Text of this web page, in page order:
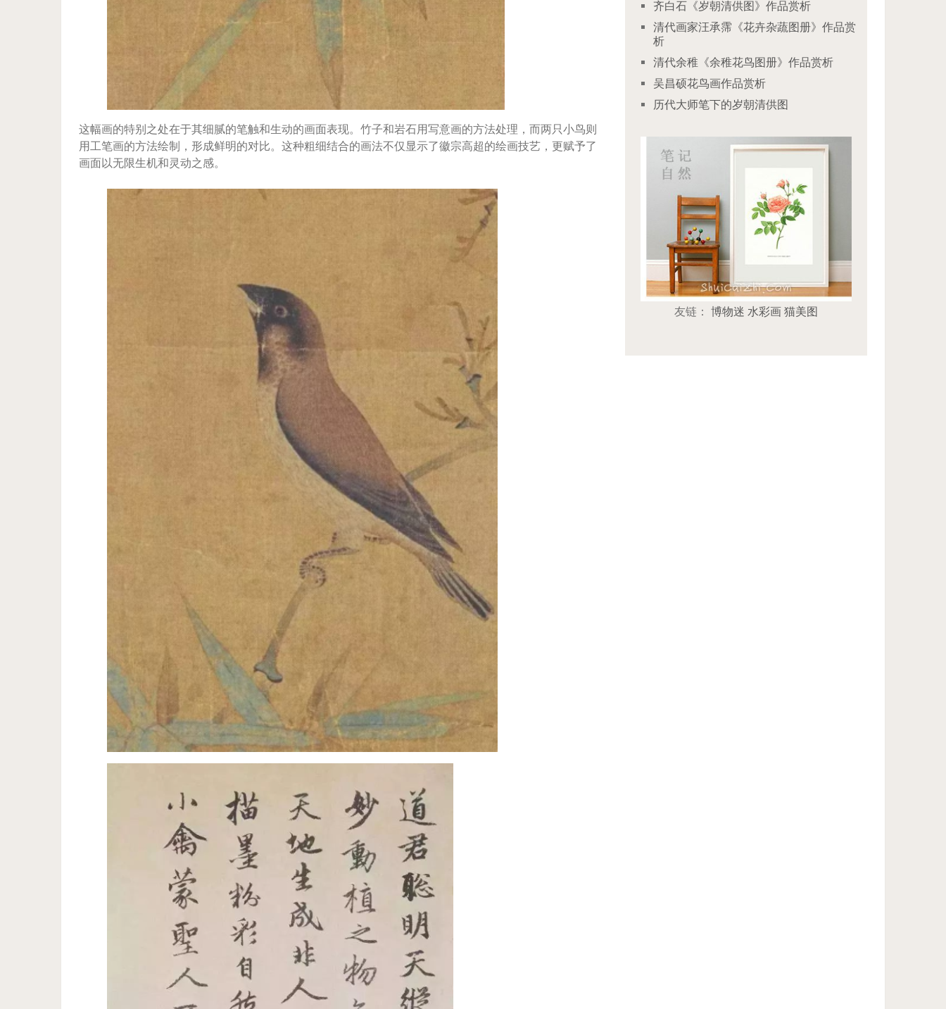
这幅画的特别之处在于其细腻的笔触和生动的画面表现。竹子和岩石用写意画的方法处理，而两只小鸟则
用工笔画的方法绘制，形成鲜明的对比。这种粗细结合的画法不仅显示了徽宗高超的绘画技艺，更赋予了
画面以无限生机和灵动之感。
齐白石《岁朝清供图》作品赏析
清代画家汪承霈《花卉杂蔬图册》作品赏
析
清代余稚《余稚花鸟图册》作品赏析
吴昌硕花鸟画作品赏析
历代大师笔下的岁朝清供图
友链：博物迷 水彩画 猫美图